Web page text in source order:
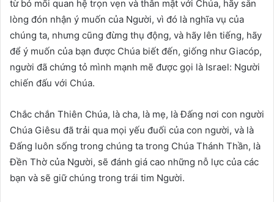
từ bỏ mối quan hệ trọn vẹn và thân mật với Chúa, hãy sẵn
lòng đón nhận ý muốn của Người, vì đó là nghĩa vụ của
chúng ta, nhưng cũng đừng thụ động, và hãy lên tiếng, hãy
để ý muốn của bạn được Chúa biết đến, giống như Giacóp,
người đã chứng tỏ mình mạnh mẽ được gọi là Israel: Người
chiến đấu với Chúa.
Chắc chắn Thiên Chúa, là cha, là mẹ, là Đấng nơi con người
Chúa Giêsu đã trải qua mọi yếu đuối của con người, và là
Đấng luôn sống trong chúng ta trong Chúa Thánh Thần, là
Đền Thờ của Người, sẽ đánh giá cao những nỗ lực của các
bạn và sẽ giữ chúng trong trái tim Người.